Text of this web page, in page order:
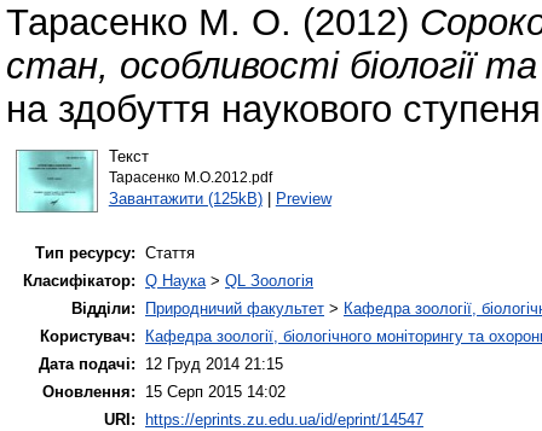
Тарасенко М. О. (2012)
стан, особливості біології
на здобуття наукового
Текст
Тарасенко М.О.2012.pdf
Завантажити (125kB)| Preview
Тип ресурсу: Стаття
Класифікатор: Q Наука> QL Зоологія
Відділи:
Природничий факультет > Кафедра зоології,
Користувач:
Кафедра зоології, біологічного моніторингу та
Дата подачі:
12 Груд 2014 21:15
Оновлення:
15 Серп 2015 14:02
URI:
https://eprints.zu.edu.ua/id/eprint/14547